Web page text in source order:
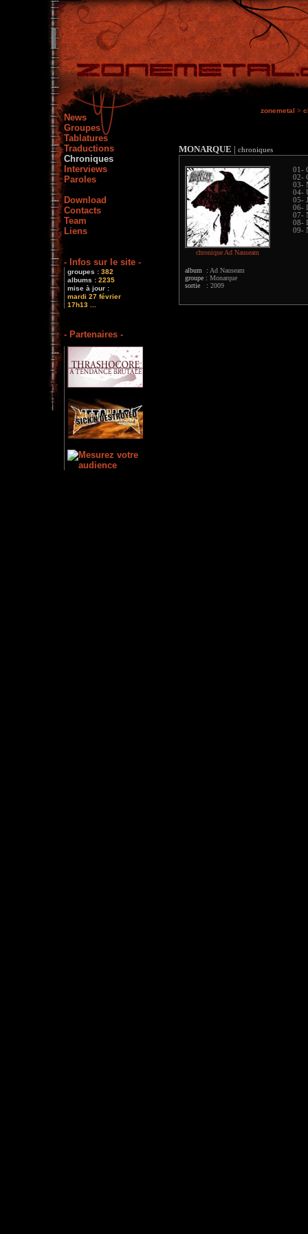
News
Groupes
Tablatures
Traductions
Chroniques
Interviews
Paroles
Download
Contacts
Team
Liens
- Infos sur le site -
groupes : 382
albums : 2235
mise à jour :
mardi 27 février
17h13 ...
- Partenaires -
zonemetal >
MONARQUE | chroniques
chronique Ad Nauseam
album : Ad Nauseam
groupe : Monarque
sortie : 2009
01-
02-
03-
04-
05-
06-
07-
08-
09-